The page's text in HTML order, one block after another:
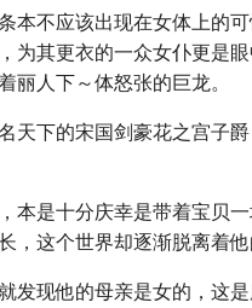
本不应该出现在女体上的
为其更衣的一众女仆更是
丽人下～体怒张的巨龙。
天下的宋国剑豪花之宫子
本是十分庆幸是带着宝贝
，这个世界却逐渐脱离着他
发现他的母亲是女的，这